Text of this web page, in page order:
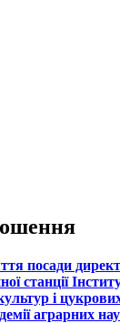
посади
станції
і
аграрних